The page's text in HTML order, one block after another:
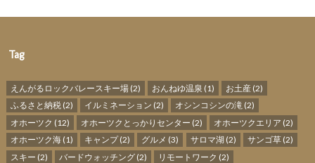
Tag
えんがるロックバレースキー場(2) おんねゆ温泉 (1) お土産 (2)
ふるさと納税(2) イルミネーション (2) オシンコシンの滝 (2)
オホーツク (12) オホーツクとっかりセンター (2) オホーツクエリア (2)
オホーツク海(1) キャンプ(2) グルメ (3) サロマ湖 (2) サンゴ草(2)
スキー (2) バードウォッチング (2) リモートワーク (2)